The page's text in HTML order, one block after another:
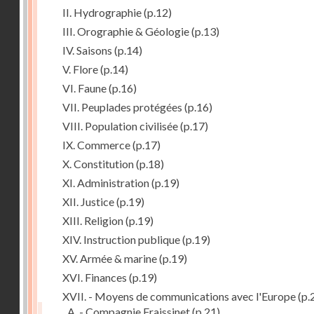
II. Hydrographie(p.12)
III. Orographie & Géologie(p.13)
IV. Saisons (p.14)
V. Flore(p.14)
VI. Faune(p.16)
VII. Peuplades protégées (p.16)
VIII. Population civilisée(p.17)
IX. Commerce(p.17)
X. Constitution(p.18)
XI. Administration(p.19)
XII. Justice(p.19)
XIII. Religion(p.19)
XIV. Instruction publique(p.19)
XV. Armée & marine(p.19)
XVI. Finances (p.19)
XVII. - Moyens de communications avec l'Europe